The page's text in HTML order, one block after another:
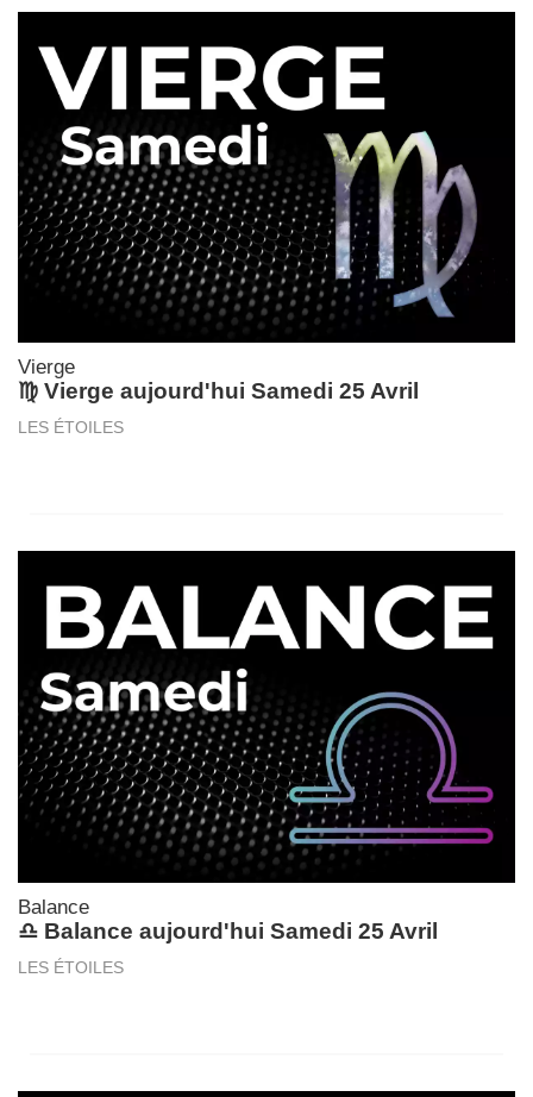
Vierge
♍ Vierge aujourd'hui Samedi 25 Avril
LES ÉTOILES
Balance
♎ Balance aujourd'hui Samedi 25 Avril
LES ÉTOILES